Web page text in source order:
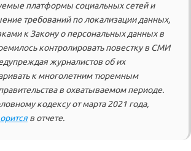
платформы социальных сетей и
требований по локализации данных,
к Закону о персональных данных в
контролировать повестку в СМИ
журналистов об их
к многолетним тюремным
в охватываемом периоде.
кодексу от марта 2021 года,
в отчете.